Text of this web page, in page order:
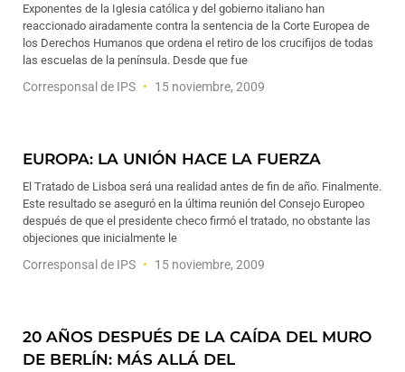
Exponentes de la Iglesia católica y del gobierno italiano han
reaccionado airadamente contra la sentencia de la Corte Europea de
los Derechos Humanos que ordena el retiro de los crucifijos de todas
las escuelas de la península. Desde que fue
Corresponsal de IPS 15 noviembre, 2009
EUROPA: LA UNIÓN HACE LA FUERZA
El Tratado de Lisboa será una realidad antes de fin de año. Finalmente.
Este resultado se aseguró en la última reunión del Consejo Europeo
después de que el presidente checo firmó el tratado, no obstante las
objeciones que inicialmente le
Corresponsal de IPS 15 noviembre, 2009
20 AÑOS DESPUÉS DE LA CAÍDA DEL MURO
DE BERLÍN: MÁS ALLÁ DEL